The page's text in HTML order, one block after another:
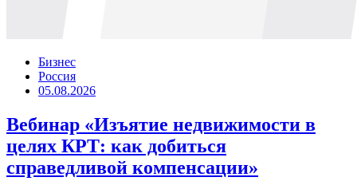
Бизнес
Россия
05.08.2026
Вебинар «Изъятие недвижимости в
целях КРТ: как добиться
справедливой компенсации»